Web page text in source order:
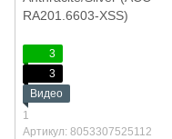
3
3
Видео
1
Артикул: 8053307525112